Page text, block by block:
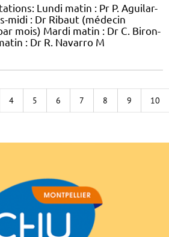
Lundi matin : Pr P. Aguilar-
midi : Dr Ribaut (médecin
mois) Mardi matin : Dr C. Biron-
: Dr R. Navarro M
4 5 6 7 8 9 10